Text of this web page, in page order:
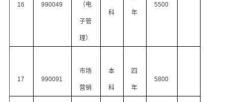
16 990049 （电
子管
理）
科 年
5500
17 990091
市场
营销
本
科
四
年
5800